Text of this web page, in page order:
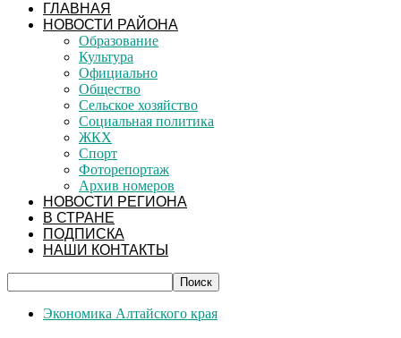
ГЛАВНАЯ
НОВОСТИ РАЙОНА
Образование
Культура
Официально
Общество
Сельское хозяйство
Социальная политика
ЖКХ
Спорт
Фоторепортаж
Архив номеров
НОВОСТИ РЕГИОНА
В СТРАНЕ
ПОДПИСКА
НАШИ КОНТАКТЫ
Экономика Алтайского края